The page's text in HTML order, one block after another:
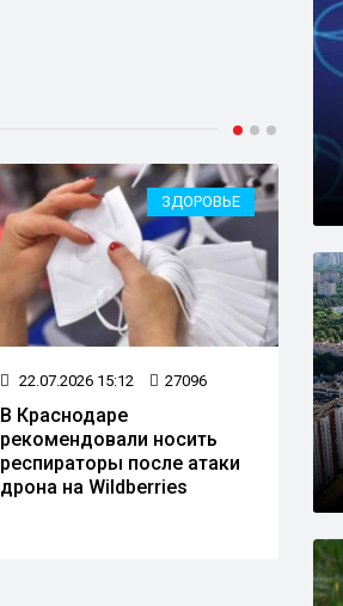
ЗДОРОВЬЕ
22.07.2026 15:12 27096
В Краснодаре
рекомендовали носить
респираторы после атаки
дрона на Wildberries